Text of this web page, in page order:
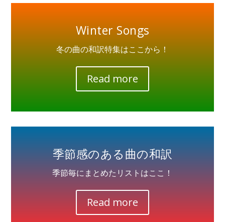
Winter Songs
冬の曲の和訳特集はここから！
Read more
季節感のある曲の和訳
季節毎にまとめたリストはここ！
Read more